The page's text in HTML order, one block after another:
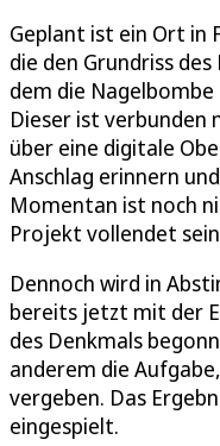
Geplant ist ein Ort
die den Grundriss
dem die
Dieser ist verbunden
über eine digitale
Anschlag erinnern
Momentan ist noch
Projekt vollendet
Dennoch wird in
bereits jetzt mit der
des Denkmals
anderem die
vergeben. Das
eingespielt.